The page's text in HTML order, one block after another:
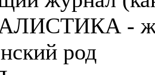
-
род